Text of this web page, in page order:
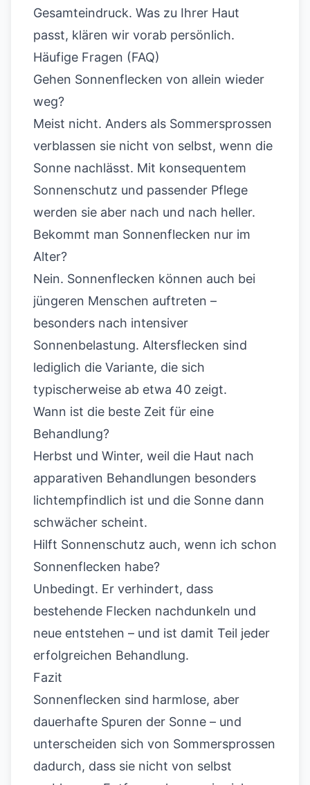
Gesamteindruck. Was zu Ihrer Haut
passt, klären wir vorab persönlich.
Häufige Fragen (FAQ)
Gehen Sonnenflecken von allein wieder
weg?
Meist nicht. Anders als Sommersprossen
verblassen sie nicht von selbst, wenn die
Sonne nachlässt. Mit konsequentem
Sonnenschutz und passender Pflege
werden sie aber nach und nach heller.
Bekommt man Sonnenflecken nur im
Alter?
Nein. Sonnenflecken können auch bei
jüngeren Menschen auftreten –
besonders nach intensiver
Sonnenbelastung. Altersflecken sind
lediglich die Variante, die sich
typischerweise ab etwa 40 zeigt.
Wann ist die beste Zeit für eine
Behandlung?
Herbst und Winter, weil die Haut nach
apparativen Behandlungen besonders
lichtempfindlich ist und die Sonne dann
schwächer scheint.
Hilft Sonnenschutz auch, wenn ich schon
Sonnenflecken habe?
Unbedingt. Er verhindert, dass
bestehende Flecken nachdunkeln und
neue entstehen – und ist damit Teil jeder
erfolgreichen Behandlung.
Fazit
Sonnenflecken sind harmlose, aber
dauerhafte Spuren der Sonne – und
unterscheiden sich von Sommersprossen
dadurch, dass sie nicht von selbst